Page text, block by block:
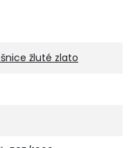
žluté zlato